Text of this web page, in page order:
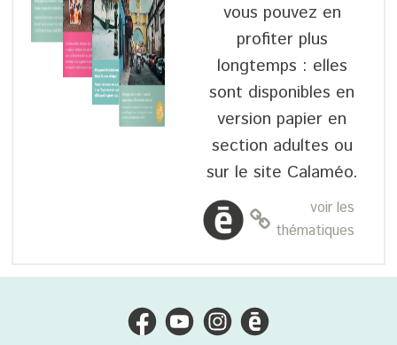
vous pouvez en
profiter plus
longtemps : elles
sont disponibles en
version papier en
section adultes ou
sur le site Calaméo.
voir les
thématiques